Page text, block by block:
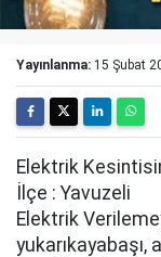
Yayınlanma: 15 Şubat
Elektrik
İlçe : Yavuzeli
Elektrik
yukarıkayabaşı,